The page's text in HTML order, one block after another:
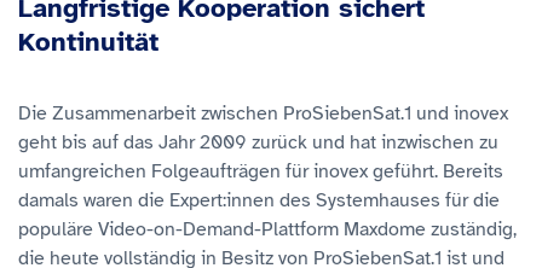
Langfristige Kooperation sichert
Kontinuität
Die Zusammenarbeit zwischen ProSiebenSat.1 und inovex
geht bis auf das Jahr 2009 zurück und hat inzwischen zu
umfangreichen Folgeaufträgen für inovex geführt. Bereits
damals waren die Expert:innen des Systemhauses für die
populäre Video-on-Demand-Plattform Maxdome zuständig,
die heute vollständig in Besitz von ProSiebenSat.1 ist und